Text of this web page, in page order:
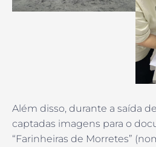
Além disso, durante a saída
captadas imagens para o
“Farinheiras de Morretes”